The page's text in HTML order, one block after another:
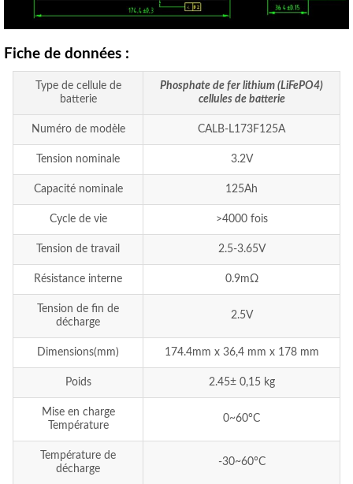
Fiche de données :
Type de cellule de
batterie
Phosphate de fer lithium (LiFePO4)
cellules de batterie
Numéro de modèle CALB-L173F125A
Tension nominale 3.2V
Capacité nominale 125Ah
Cycle de vie >4000 fois
Tension de travail 2.5-3.65V
Résistance interne 0.9mΩ
Tension de fin de
décharge
2.5V
Dimensions(mm) 174.4mm x 36,4 mm x 178 mm
Poids 2.45± 0,15 kg
Mise en charge
Température
0~60°C
Température de
décharge
-30~60°C